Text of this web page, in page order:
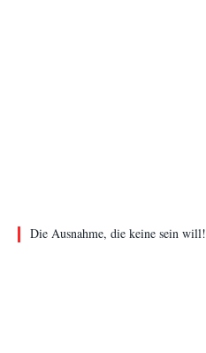
Die Ausnahme, die keine sein will!